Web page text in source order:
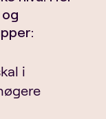
i